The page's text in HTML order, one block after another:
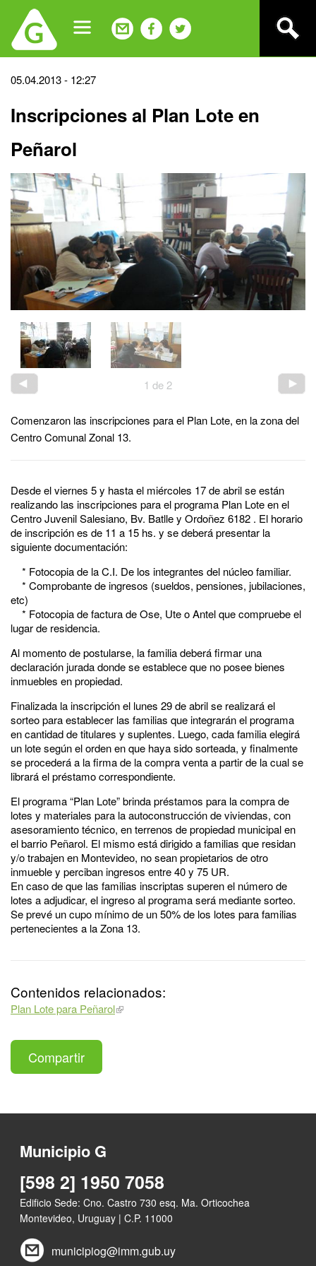
navigation
Back
top
05.04.2013 - 12:27
Inscripciones al Plan Lote en
Peñarol
1 de 2
Comenzaron las inscripciones para el Plan Lote, en la zona del
Centro Comunal Zonal 13.
Desde el viernes 5 y hasta el miércoles 17 de abril se están
realizando las inscripciones para el programa Plan Lote en el
Centro Juvenil Salesiano, Bv. Batlle y Ordoñez 6182 . El horario
de inscripción es de 11 a 15 hs. y se deberá presentar la
siguiente documentación:
* Fotocopia de la C.I. De los integrantes del núcleo familiar.
* Comprobante de ingresos (sueldos, pensiones, jubilaciones,
etc)
* Fotocopia de factura de Ose, Ute o Antel que compruebe el
lugar de residencia.
Al momento de postularse, la familia deberá firmar una
declaración jurada donde se establece que no posee bienes
inmuebles en propiedad.
Finalizada la inscripción el lunes 29 de abril se realizará el
sorteo para establecer las familias que integrarán el programa
en cantidad de titulares y suplentes. Luego, cada familia elegirá
un lote según el orden en que haya sido sorteada, y finalmente
se procederá a la firma de la compra venta a partir de la cual se
librará el préstamo correspondiente.
El programa “Plan Lote” brinda préstamos para la compra de
lotes y materiales para la autoconstrucción de viviendas, con
asesoramiento técnico, en terrenos de propiedad municipal en
el barrio Peñarol. El mismo está dirigido a familias que residan
y/o trabajen en Montevideo, no sean propietarios de otro
inmueble y perciban ingresos entre 40 y 75 UR.
En caso de que las familias inscriptas superen el número de
lotes a adjudicar, el ingreso al programa será mediante sorteo.
Se prevé un cupo mínimo de un 50% de los lotes para familias
pertenecientes a la Zona 13.
Contenidos relacionados:
Plan Lote para Peñarol
Compartir
Municipio G
[598 2] 1950 7058
Edificio Sede: Cno. Castro 730 esq. Ma. Orticochea
Montevideo, Uruguay | C.P. 11000
municipiog@imm.gub.uy